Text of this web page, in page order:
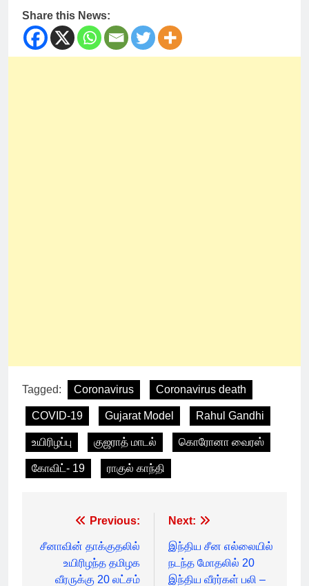
Share this News:
Tagged: Coronavirus Coronavirus death
COVID-19 Gujarat Model Rahul Gandhi
உயிரிழப்பு குஜராத் மாடல் கொரோனா வைரஸ்
கோவிட்- 19 ராகுல் காந்தி
navigation
Previous:
சீனாவின் தாக்குதலில்
உயிரிழந்த தமிழக
வீரருக்கு 20 லட்சம்
Next:
இந்திய சீன எல்லையில்
நடந்த மோதலில் 20
இந்திய வீரர்கள் பலி –